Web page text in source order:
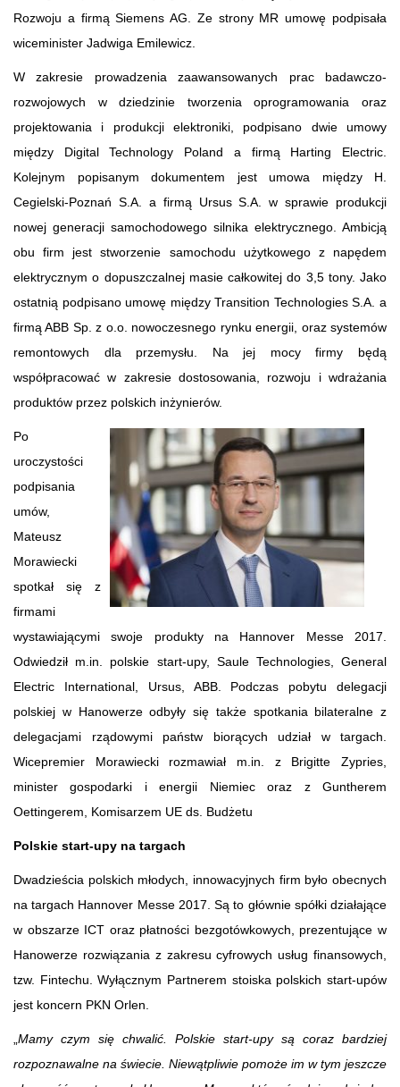
Rozwoju a firmą Siemens AG. Ze strony MR umowę podpisała
wiceminister Jadwiga Emilewicz.
W zakresie prowadzenia zaawansowanych prac badawczo-
rozwojowych w dziedzinie tworzenia oprogramowania oraz
projektowania i produkcji elektroniki, podpisano dwie umowy
między Digital Technology Poland a firmą Harting Electric.
Kolejnym popisanym dokumentem jest umowa między H.
Cegielski-Poznań S.A. a firmą Ursus S.A. w sprawie produkcji
nowej generacji samochodowego silnika elektrycznego. Ambicją
obu firm jest stworzenie samochodu użytkowego z napędem
elektrycznym o dopuszczalnej masie całkowitej do 3,5 tony. Jako
ostatnią podpisano umowę między Transition Technologies S.A. a
firmą ABB Sp. z o.o. nowoczesnego rynku energii, oraz systemów
remontowych dla przemysłu. Na jej mocy firmy będą
współpracować w zakresie dostosowania, rozwoju i wdrażania
produktów przez polskich inżynierów.
Po
uroczystości
podpisania
umów,
Mateusz
Morawiecki
spotkał się z
firmami
wystawiającymi swoje produkty na Hannover Messe 2017.
Odwiedził m.in. polskie start-upy, Saule Technologies, General
Electric International, Ursus, ABB. Podczas pobytu delegacji
polskiej w Hanowerze odbyły się także spotkania bilateralne z
delegacjami rządowymi państw biorących udział w targach.
Wicepremier Morawiecki rozmawiał m.in. z Brigitte Zypries,
minister gospodarki i energii Niemiec oraz z Guntherem
Oettingerem, Komisarzem UE ds. Budżetu
Polskie start-upy na targach
Dwadzieścia polskich młodych, innowacyjnych firm było obecnych
na targach Hannover Messe 2017. Są to głównie spółki działające
w obszarze ICT oraz płatności bezgotówkowych, prezentujące w
Hanowerze rozwiązania z zakresu cyfrowych usług finansowych,
tzw. Fintechu. Wyłącznym Partnerem stoiska polskich start-upów
jest koncern PKN Orlen.
„Mamy czym się chwalić. Polskie start-upy są coraz bardziej
rozpoznawalne na świecie. Niewątpliwie pomoże im w tym jeszcze